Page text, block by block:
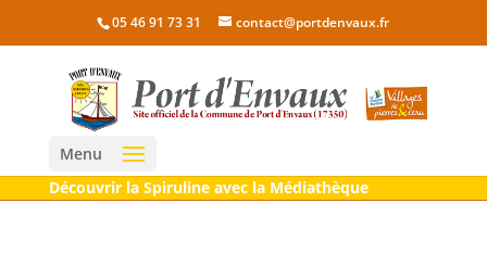
05 46 91 73 31 contact@portdenvaux.fr
Menu
Découvrir la Spiruline avec la Médiathèque